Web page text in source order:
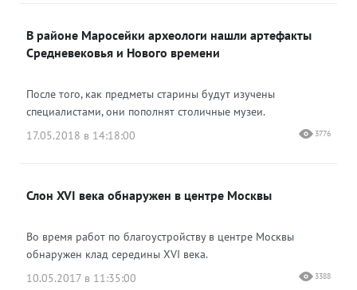
В районе Маросейки археологи нашли артефакты
Средневековья и Нового времени
После того, как предметы старины будут изучены
специалистами, они пополнят столичные музеи.
17.05.2018 в 14:18:00
3776
Слон XVI века обнаружен в центре Москвы
Во время работ по благоустройству в центре Москвы
обнаружен клад середины XVI века.
10.05.2017 в 11:35:00
3388